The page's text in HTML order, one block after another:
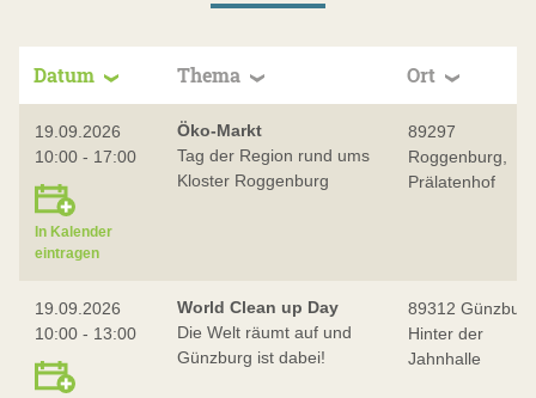
Datum Thema Ort
19.09.2026
10:00 - 17:00
In Kalender
eintragen
Öko-Markt
Tag der Region rund ums
Kloster Roggenburg
89297
Roggenburg,
Prälatenhof
19.09.2026
10:00 - 13:00
World Clean up Day
Die Welt räumt auf und
Günzburg ist dabei!
89312
Hinter der
Jahnhalle